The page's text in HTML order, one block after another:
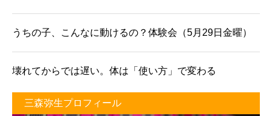
うちの子、こんなに動けるの？体験会（5月29日金曜）
壊れてからでは遅い。体は「使い方」で変わる
三森弥生プロフィール